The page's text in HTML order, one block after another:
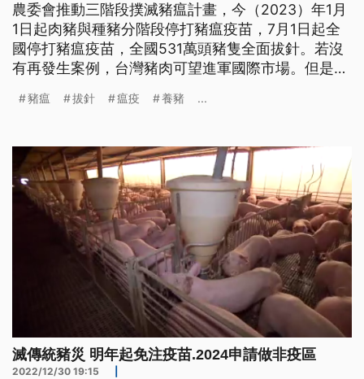
農委會推動三階段撲滅豬瘟計畫，今（2023）年1月
1日起肉豬與種豬分階段停打豬瘟疫苗，7月1日起全
國停打豬瘟疫苗，全國531萬頭豬隻全面拔針。若沒
有再發生案例，台灣豬肉可望進軍國際市場。但是拔
升級，這一次相當關鍵。
豬瘟 拔針 瘟疫 養豬 ...
滅傳統豬災 明年起免注疫苗.2024申請做非疫區
2022/12/30 19:15